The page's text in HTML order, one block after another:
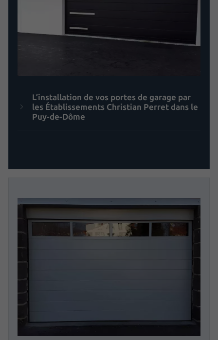
L’installation de vos portes de garage par
les Établissements Christian Perret dans le
Puy-de-Dôme